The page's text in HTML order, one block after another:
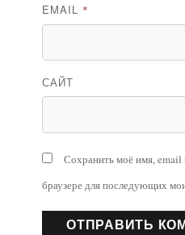
EMAIL *
САЙТ
Сохранить моё имя, email
браузере для последующих